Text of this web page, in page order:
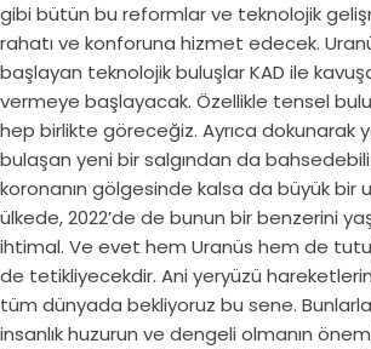
gibi bütün bu reformlar ve teknolojik
rahatı ve konforuna hizmet edecek.
başlayan teknolojik buluşlar KAD ile
vermeye başlayacak. Özellikle tensel
hep birlikte göreceğiz. Ayrıca dokunarak
bulaşan yeni bir salgından da
koronanın gölgesinde kalsa da büyük bir
ülkede, 2022’de de bunun bir benzerini
ihtimal. Ve evet hem Uranüs hem de
de tetikliyecekdir. Ani yeryüzü
tüm dünyada bekliyoruz bu sene.
insanlık huzurun ve dengeli olmanın